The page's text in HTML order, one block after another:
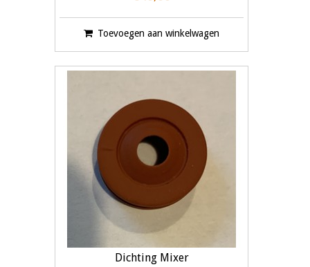
Toevoegen aan winkelwagen
Dichting Mixer